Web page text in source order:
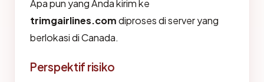
Apa pun yang Anda kirim ke
trimgairlines.comdiproses di server yang
berlokasi di Canada.
Perspektif risiko